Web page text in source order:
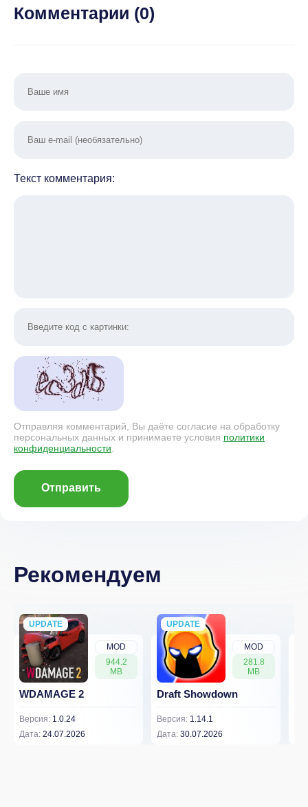
Комментарии (0)
Текст комментария:
Отправляя комментарий, Вы даёте согласие на обработку
персональных данных и принимаете условия политики
конфиденциальности.
Отправить
Рекомендуем
MOD
944.2
MB
UPDATE
NEW
WDAMAGE 2
Версия: 1.0.24
Дата: 24.07.2026
MOD
281.8
MB
UPDATE
NEW
Draft Showdown
Версия: 1.14.1
Дата: 30.07.2026